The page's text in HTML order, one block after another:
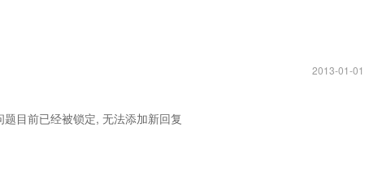
2013-01-01
题目前已经被锁定, 无法添加新回复